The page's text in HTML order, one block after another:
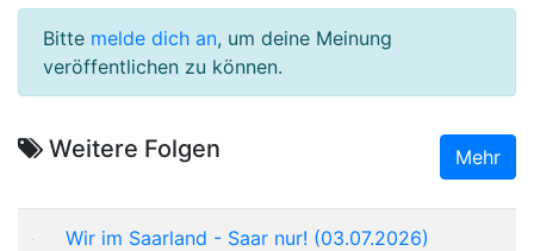
Bitte melde dich an, um deine Meinung
veröffentlichen zu können.
Weitere Folgen Mehr
Wir im Saarland - Saar nur! (03.07.2026)